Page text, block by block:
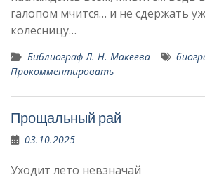
галопом мчится… и не сдержать
колесницу…
Библиограф Л. Н. Макеева
Прокомментировать
Прощальный рай
03.10.2025
Уходит лето невзначай